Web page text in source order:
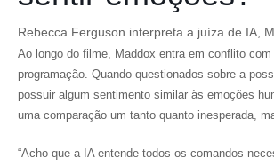
Rebecca Ferguson interpreta a juíza de IA,
Ao longo do filme, Maddox entra em conflito com
programação. Quando questionados sobre a
possuir algum sentimento similar às emoções
uma comparação um tanto quanto inesperada,
“Acho que a IA entende todos os comandos